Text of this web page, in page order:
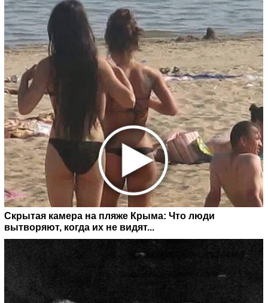
Скрытая камера на пляже Крыма: Что люди
вытворяют, когда их не видят...